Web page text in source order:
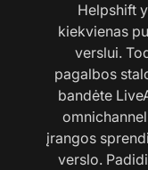
Helpshift
kiekvienas
verslui.
pagalbos
bandėte
įrangos
verslo.